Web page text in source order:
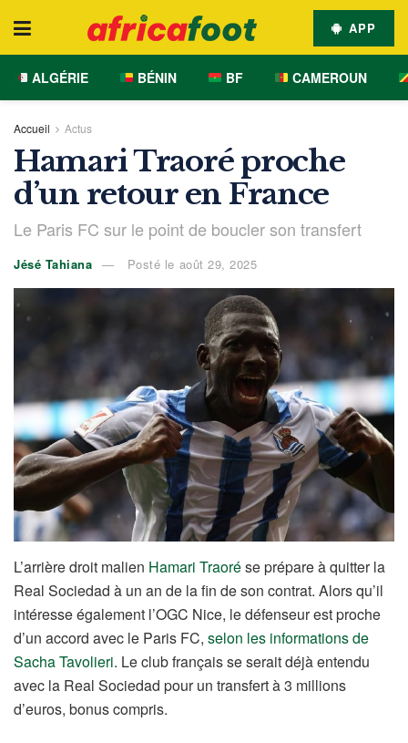
APP
ALGÉRIE BÉNIN BF CAMEROUN
Accueil Actus
Hamari Traoré proche
d’un retour en France
Le Paris FC sur le point de boucler son transfert
Jésé Tahiana Posté le août 29, 2025
L’arrière droit malien Hamari Traorése prépare à quitter la
Real Sociedad à un an de la fin de son contrat. Alors qu’il
intéresse également l’OGC Nice, le défenseur est proche
d’un accord avec le Paris FC, selon les informations de
Sacha Tavolieri. Le club français se serait déjà entendu
avec la Real Sociedad pour un transfert à 3 millions
d’euros, bonus compris.